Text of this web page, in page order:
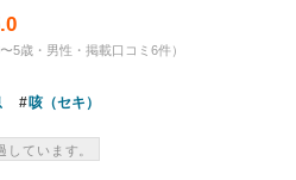
5歳・男性・掲載口コミ6件）
咳（セキ）
しています。